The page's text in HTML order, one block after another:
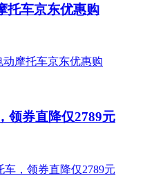
托车京东优惠购
领券直降仅2789元